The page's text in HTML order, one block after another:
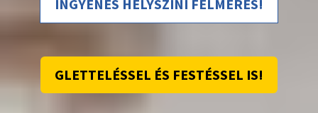
INGYENES HELYSZÍNI FELMÉRÉS!
GLETTELÉSSEL ÉS FESTÉSSEL IS!